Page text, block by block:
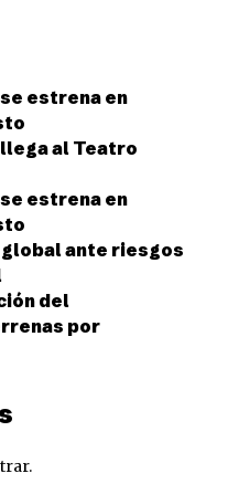
estrena en
al Teatro
estrena en
global ante riesgos
del
por